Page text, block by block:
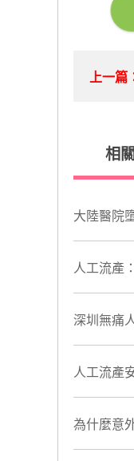
上一篇
相
大陸醫院
人工流產
深圳無痛
人工流產
為什麼意